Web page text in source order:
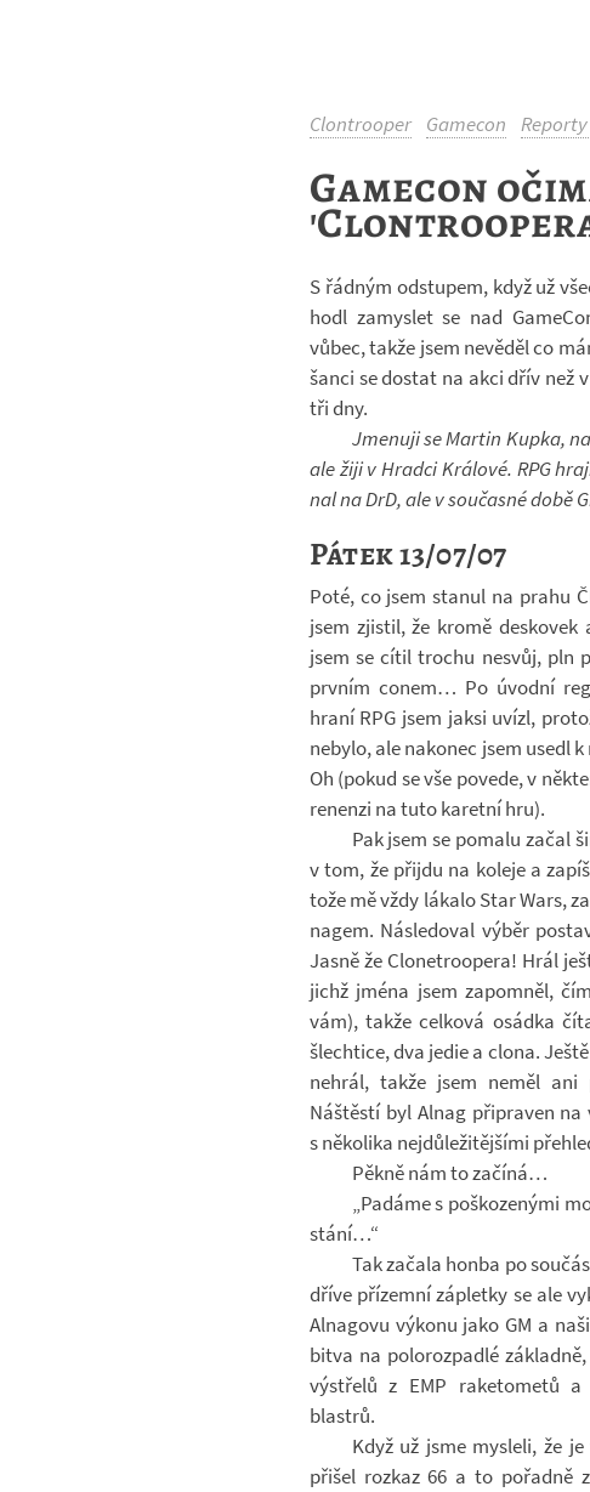
Clontrooper Gamecon
Gamecon
S řád­ným od­stu­pem, když už
hodl za­mys­let se nad
vůbec, takže jsem ne­vě­děl co
šanci se do­stat na akci dřív než
tři dny.
Jme­nuji se Mar­tin Kupka,
ale žiji v Hradci Krá­lové. RPG
nal na DrD, ale v sou­časné době
Pátek 13/07/07
Poté, co jsem sta­nul na prahu
jsem zjis­til, že kromě
jsem se cítil tro­chu ne­svůj, pln
prv­ním conem… Po úvodní
hraní RPG jsem jaksi uvízl,
ne­bylo, ale na­ko­nec jsem usedl
Oh (pokud se vše po­vede, v
re­nenzi na tuto ka­retní hru).
Pak jsem se po­malu začal
v tom, že při­jdu na ko­leje a
tože mě vždy lá­kalo Star Wars,
nagem. Ná­sle­do­val výběr
Jasně že Clo­ne­tro­o­pera! Hrál
jichž jména jsem za­po­mněl,
vám), takže cel­ková osádka
šlech­tice, dva jedie a clona.
ne­hrál, takže jsem neměl
Náštěstí byl Alnag při­pra­ven
s ně­ko­lika nej­dů­le­ži­těj­šími
Pěkně nám to za­číná…
„Pa­dáme s po­ško­ze­nými
stání…“
Tak za­čala honba po
dříve pří­zemní zá­pletky se ale
Al­na­govu vý­konu jako GM a
bitva na po­lo­roz­padlé
vý­střelů z EMP ra­ke­to­metů
blastrů.
Když už jsme mys­leli, že
při­šel roz­kaz 66 a to po­řadně